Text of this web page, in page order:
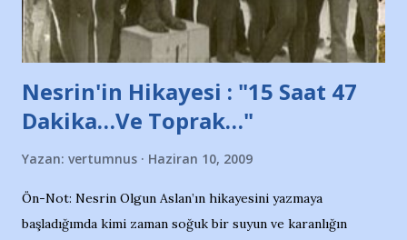
yazının hemen ardından bu habe...
Nesrin'in Hikayesi : "15 Saat 47
Dakika…Ve Toprak…"
Yazan: vertumnus Haziran 10, 2009
Ön-Not: Nesrin Olgun Aslan’ın hikayesini yazmaya
başladığımda kimi zaman soğuk bir suyun ve karanlığın